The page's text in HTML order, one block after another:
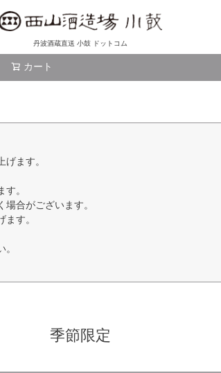
丹波酒蔵直送 小鼓 ドットコム
カート
ます。
。
合がございます。
す。
季節限定